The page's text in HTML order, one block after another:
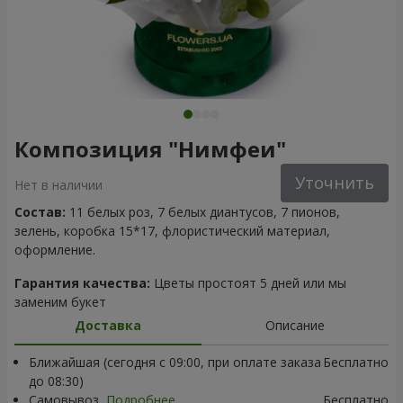
Композиция "Нимфеи"
Нет в наличии Уточнить
Состав: 11 белых роз, 7 белых диантусов, 7 пионов,
зелень, коробка 15*17, флористический материал,
оформление.
Гарантия качества: Цветы простоят 5 дней или мы
заменим букет
Доставка
Описание
Ближайшая (сегодня с 09:00, при оплате заказа
до 08:30)
Бесплатно